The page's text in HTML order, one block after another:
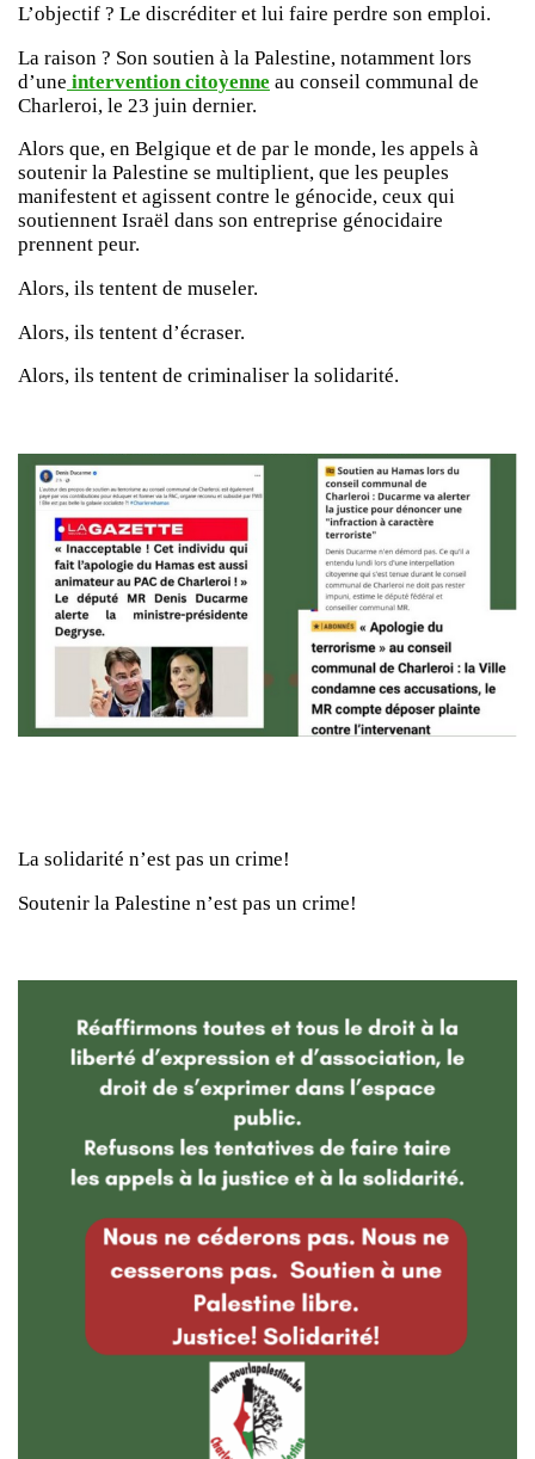
L’objectif ? Le discréditer et lui faire perdre son emploi.
La raison ? Son soutien à la Palestine, notamment lors
d’une intervention citoyenne au conseil communal de
Charleroi, le 23 juin dernier.
Alors que, en Belgique et de par le monde, les appels à
soutenir la Palestine se multiplient, que les peuples
manifestent et agissent contre le génocide, ceux qui
soutiennent Israël dans son entreprise génocidaire
prennent peur.
Alors, ils tentent de museler.
Alors, ils tentent d’écraser.
Alors, ils tentent de criminaliser la solidarité.
La solidarité n’est pas un crime!
Soutenir la Palestine n’est pas un crime!